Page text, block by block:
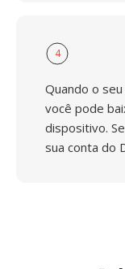
4
Quando o
você pode
dispositivo.
sua conta do